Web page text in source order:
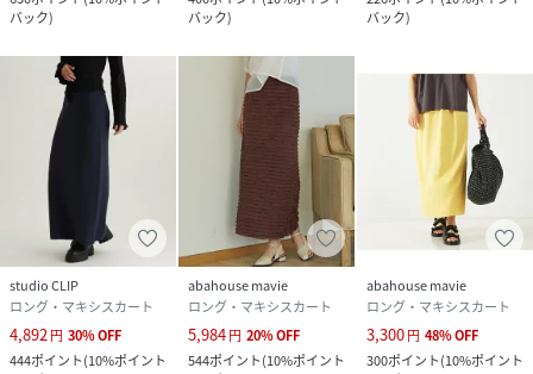
バック)
バック)
バック)
studio CLIP
ロング・マキシスカート
4,892円 30%OFF
444ポイント(10%ポイント
abahouse mavie
ロング・マキシスカート
5,984円 20%OFF
544ポイント(10%ポイント
abahouse mavie
ロング・マキシスカート
3,300円 48%OFF
300ポイント(10%ポイント